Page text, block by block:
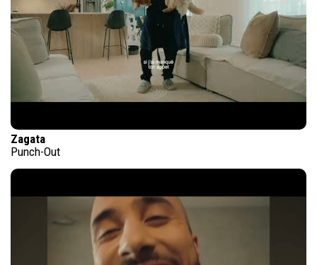
Zagata
Punch-Out